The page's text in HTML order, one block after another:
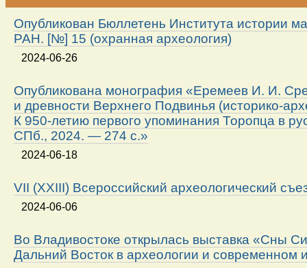
Опубликован Бюллетень Института истории
РАН. [№] 15 (охранная археология)
2024-06-26
Опубликована монография «Еремеев И. И.
и древности Верхнего Подвинья (историко-
К 950-летию первого упоминания Торопца в
СПб., 2024. — 274 с.»
2024-06-18
VII (XXIII) Всероссийский археологический
2024-06-06
Во Владивостоке открылась выставка «Сны
Дальний Восток в археологии и современном